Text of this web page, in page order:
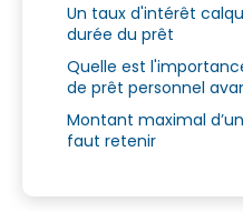
Un taux d'intérêt
durée du prêt
Quelle est
de prêt personnel
Montant maximal
faut retenir